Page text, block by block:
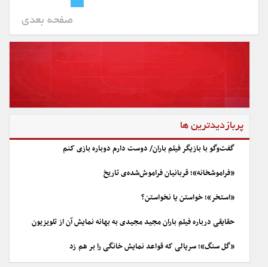
صفحه بعدی
پربازدیدترین ها
گفت‌وگو با بازیگر فیلم باران/ دوست دارم دوباره بازی کنم
«فراموشخانه»؛ قربانیان فراموش‌شده‌ی تاریخ
«استخر»؛ خواستن یا نخواستن؟
حقایقی درباره فیلم باران مجید مجیدی به بهانه نمایش آن از تلویزیون
«گل سنگ»؛ سریالی که قواعد نمایش خانگی را بر هم زد